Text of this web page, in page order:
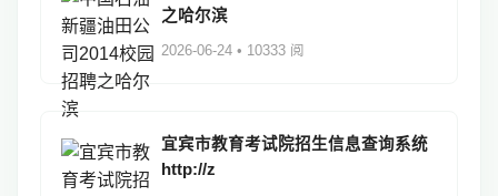
之哈尔滨
2026-06-24 • 10333 阅
宜宾市教育考试院招生信息查询系统
http://z